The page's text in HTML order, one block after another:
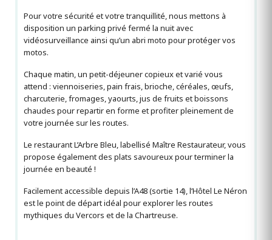
Pour votre sécurité et votre tranquillité, nous mettons à
disposition un parking privé fermé la nuit avec
vidéosurveillance ainsi qu’un abri moto pour protéger vos
motos.
Chaque matin, un petit-déjeuner copieux et varié vous
attend : viennoiseries, pain frais, brioche, céréales, œufs,
charcuterie, fromages, yaourts, jus de fruits et boissons
chaudes pour repartir en forme et profiter pleinement de
votre journée sur les routes.
Le restaurant L’Arbre Bleu, labellisé Maître Restaurateur, vous
propose également des plats savoureux pour terminer la
journée en beauté !
Facilement accessible depuis l’A48 (sortie 14), l’Hôtel Le Néron
est le point de départ idéal pour explorer les routes
mythiques du Vercors et de la Chartreuse.